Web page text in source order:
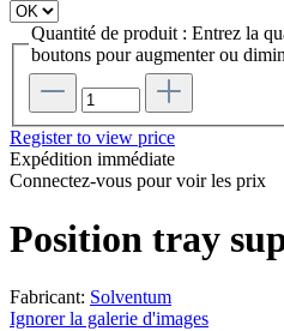
Quantité de produit : Entrez la
boutons pour augmenter ou
Register to view price
Expédition immédiate
Connectez-vous pour voir les prix
Position tray
Fabricant: Solventum
Ignorer la galerie d'images